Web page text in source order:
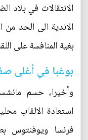
الانتقالات في بلاد
الاندية الى الحد
بغية المنافسة على
بوغبا في أغلى
وأخيرا، حسم
استعادة الالقاب
فرنسا ويوفنتوس